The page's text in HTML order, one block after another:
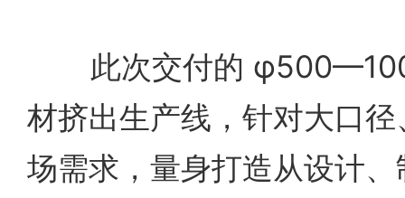
此次交付的
材挤出生产线，针对大口
场需求，量身打造从设计